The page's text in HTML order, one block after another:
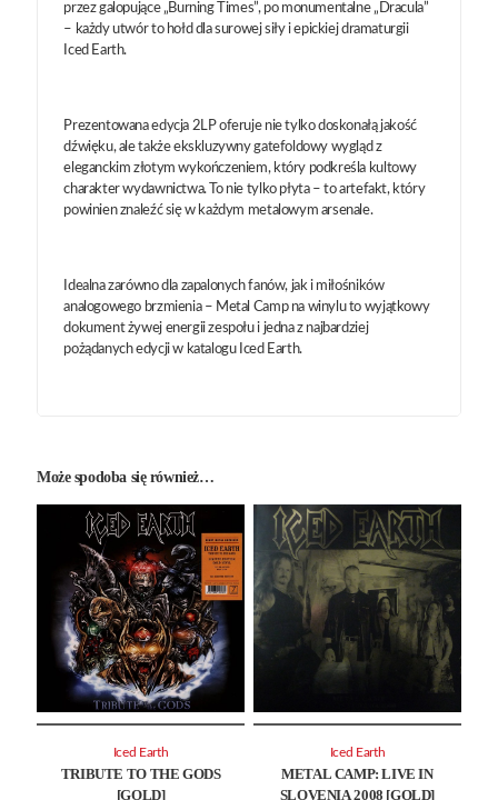
przez galopujące „Burning Times”, po monumentalne „Dracula”
– każdy utwór to hołd dla surowej siły i epickiej dramaturgii
Iced Earth.
Prezentowana edycja 2LP oferuje nie tylko doskonałą jakość
dźwięku, ale także ekskluzywny gatefoldowy wygląd z
eleganckim złotym wykończeniem, który podkreśla kultowy
charakter wydawnictwa. To nie tylko płyta – to artefakt, który
powinien znaleźć się w każdym metalowym arsenale.
Idealna zarówno dla zapalonych fanów, jak i miłośników
analogowego brzmienia – Metal Camp na winylu to wyjątkowy
dokument żywej energii zespołu i jedna z najbardziej
pożądanych edycji w katalogu Iced Earth.
Może spodoba się również…
TRIBUTE TO THE GODS
[GOLD]
Iced Earth
METAL CAMP: LIVE IN
SLOVENIA 2008 [GOLD]
Iced Earth